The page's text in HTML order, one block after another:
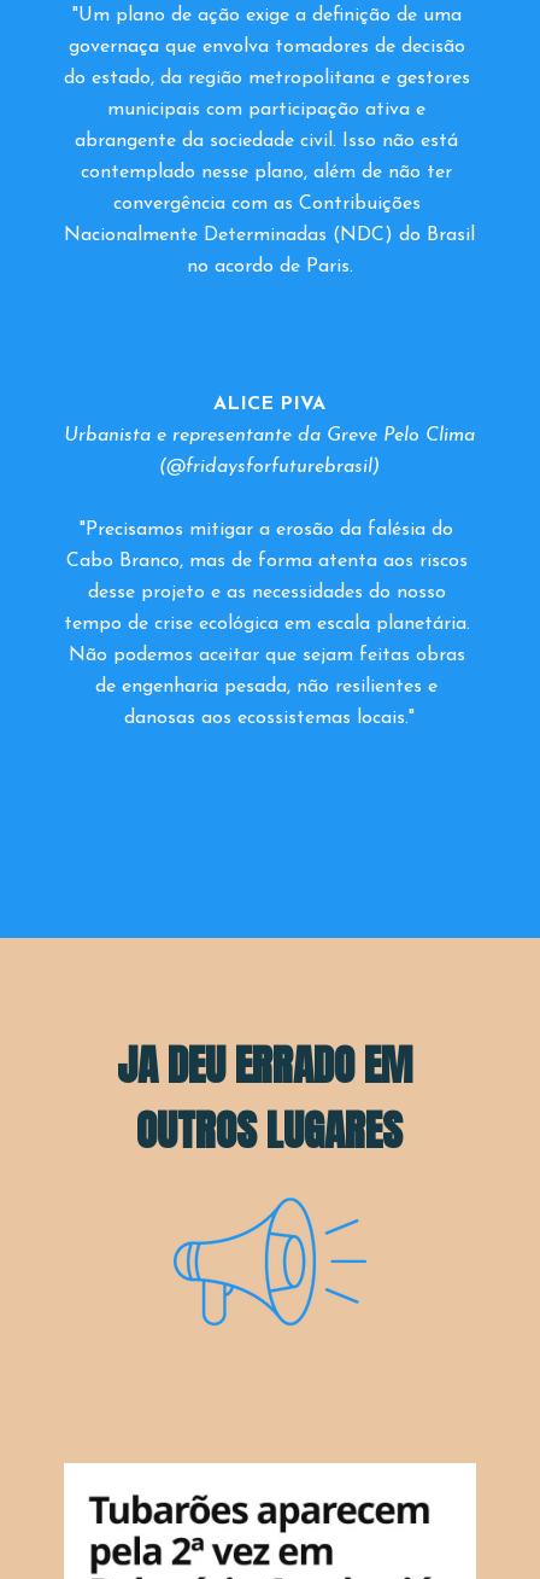
"Um plano de ação exige a definição de uma
governaça que envolva tomadores de decisão
do estado, da região metropolitana e gestores
municipais com participação ativa e
abrangente da sociedade civil. Isso não está
contemplado nesse plano, além de não ter
convergência com as Contribuições
Nacionalmente Determinadas (NDC) do Brasil
no acordo de Paris.
ALICE PIVA
Urbanista e representante da Greve Pelo Clima
(@fridaysforfuturebrasil)
"Precisamos mitigar a erosão da falésia do
Cabo Branco, mas de forma atenta aos riscos
desse projeto e as necessidades do nosso
tempo de crise ecológica em escala planetária.
Não podemos aceitar que sejam feitas obras
de engenharia pesada, não resilientes e
danosas aos ecossistemas locais."
JA DEU ERRADO EM
OUTROS LUGARES